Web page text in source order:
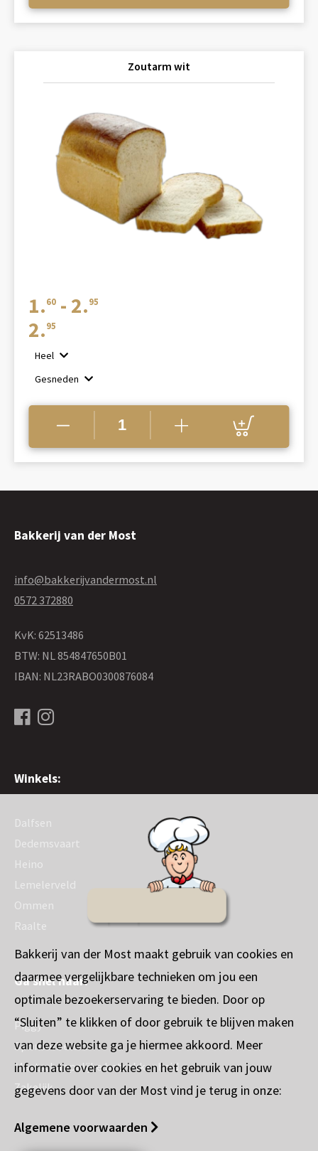
Zoutarm wit
1. 60 - 2. 95
2. 95
Heel
Gesneden
Bakkerij van der Most
info@bakkerijvandermost.nl
0572 372880
KvK: 62513486
BTW: NL 854847650B01
IBAN: NL23RABO0300876084
Winkels:
Dalfsen
Dedemsvaart
Heino
Lemelerveld
Ommen
Raalte
Ga snel naar:
Piggy
Sponsorbeleid
Maatschappelijke betrokkenheid
Zakelijk
Bakkerij van der Most maakt gebruik van cookies en
daarmee vergelijkbare technieken om jou een
optimale bezoekerservaring te bieden. Door op
“Sluiten” te klikken of door gebruik te blijven maken
van deze website ga je hiermee akkoord. Meer
informatie over cookies en het gebruik van jouw
gegevens door van der Most vind je terug in onze:
Algemene voorwaarden